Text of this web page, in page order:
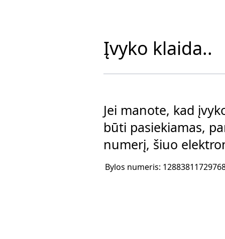
Įvyko klaida..
Jei manote, kad
būti pasiekiamas,
numerį, šiuo
Bylos numeris: